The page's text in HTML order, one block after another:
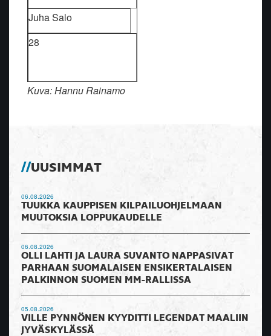
Juha Salo
28
Kuva: Hannu Rainamo
UUSIMMAT
06.08.2026
TUUKKA KAUPPISEN KILPAILUOHJELMAAN
MUUTOKSIA LOPPUKAUDELLE
06.08.2026
OLLI LAHTI JA LAURA SUVANTO NAPPASIVAT
PARHAAN SUOMALAISEN ENSIKERTALAISEN
PALKINNON SUOMEN MM-RALLISSA
05.08.2026
VILLE PYNNÖNEN KYYDITTI LEGENDAT MAALIIN
JYVÄSKYLÄSSÄ